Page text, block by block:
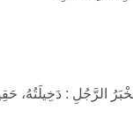
الرَّجُلِ : دَخِيلَتُهُ،